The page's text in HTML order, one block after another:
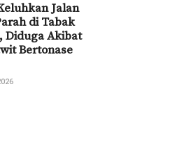
Jalan
di Tabak
Diduga Akibat
Bertonase